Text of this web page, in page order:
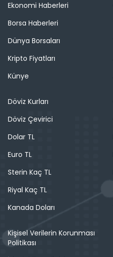
Ekonomi Haberleri
Borsa Haberleri
Dünya Borsaları
Kripto Fiyatları
Künye
Döviz Kurları
Döviz Çevirici
Dolar TL
Euro TL
Sterin Kaç TL
Riyal Kaç TL
Kanada Doları
Kişisel Verilerin Korunması
Politikası